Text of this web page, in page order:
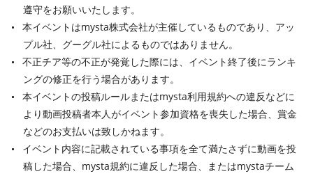
遵守をお願いいたします。
本イベントはmysta株式会社が主催しているものであり、アッ
プル社、グーグル社によるものではありません。
不正チア等の不正が発覚した際には、イベント終了後にランキ
ングの修正を行う場合があります。
本イベントの投稿ルールまたはmysta利用規約への違反などに
より動画投稿者本人がイベント参加資格を喪失した場合、賞金
などのお支払いは致しかねます。
イベント内容に記載されている事項を全て満たさずに動画を投
稿した場合、mysta規約に違反した場合、またはmystaチーム